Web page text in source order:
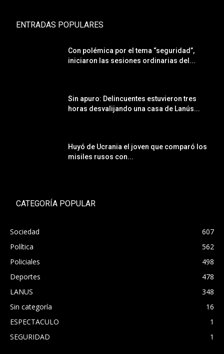
ENTRADAS POPULARES
Con polémica por el tema “seguridad”,
iniciaron las sesiones ordinarias del...
Sin apuro: Delincuentes estuvieron tres
horas desvalijando una casa de Lanús...
Huyó de Ucrania el joven que comparó los
misiles rusos con...
CATEGORÍA POPULAR
Sociedad
607
Política
562
Policiales
498
Deportes
478
LANUS
348
Sin categoría
16
ESPECTACULO
1
SEGURIDAD
1